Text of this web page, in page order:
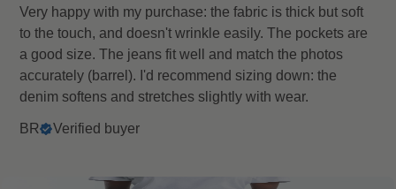
Very happy with my purchase: the fabric is thick but soft
to the touch, and doesn't wrinkle easily. The pockets are
a good size. The jeans fit well and match the photos
accurately (barrel). I'd recommend sizing down: the
denim softens and stretches slightly with wear.
BR Verified buyer